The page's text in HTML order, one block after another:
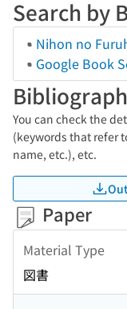
Search by
Nihon no
Google Book
You can check the
(keywords that refer
name, etc.), etc.
Paper
Material Type
図書